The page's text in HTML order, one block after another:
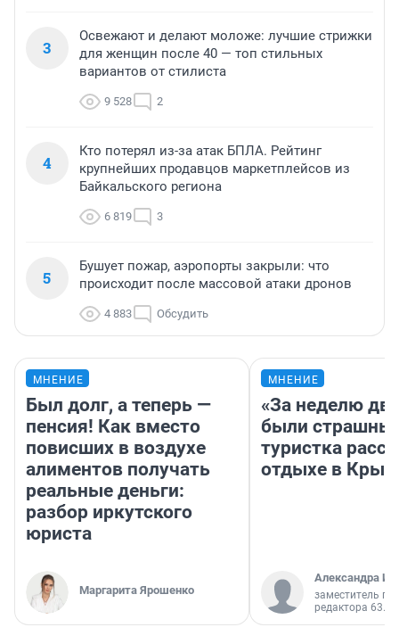
3
Освежают и делают моложе: лучшие стрижки
для женщин после 40 — топ стильных
вариантов от стилиста
9 528 2
4
Кто потерял из-за атак БПЛА. Рейтинг
крупнейших продавцов маркетплейсов из
Байкальского региона
6 819 3
5
Бушует пожар, аэропорты закрыли: что
происходит после массовой атаки дронов
4 883 Обсудить
МНЕНИЕ
Был долг, а теперь —
пенсия! Как вместо
повисших в воздухе
алиментов получать
реальные деньги:
разбор иркутского
юриста
Маргарита Ярошенко
МНЕНИЕ
«За неделю
были
туристка
отдыхе в
Александра
заместитель
редактора 63.RU